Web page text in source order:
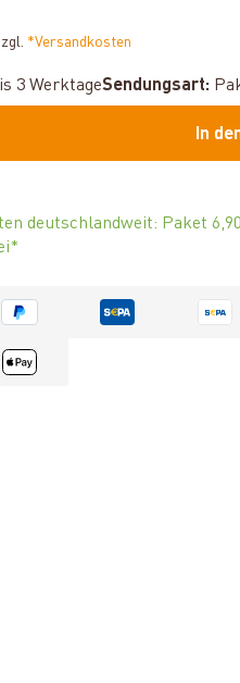
*Versandkosten
3 WerktageSendungsart:
In
deutschlandweit: Paket